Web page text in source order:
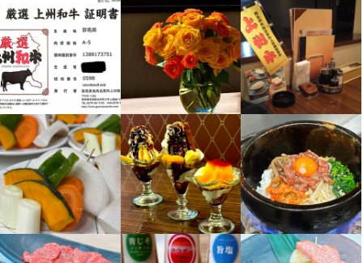
れる方
・私たちとともにお客様のひと時に彩を添える手伝いをしてくだ
さる方
店名
焼肉レストラン松姫
勤務地
群馬県前橋市富士見町時沢1884-5